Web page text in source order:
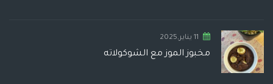
11 يناير,2025
مخبوز الموز مع الشوكولاته